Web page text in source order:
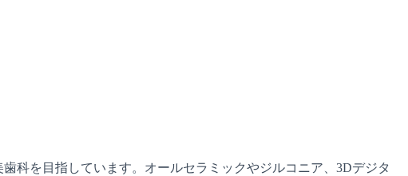
科を目指しています。オールセラミックやジルコニア、3Dデジタ